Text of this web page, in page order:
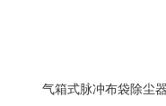
气箱式脉冲布袋除尘器